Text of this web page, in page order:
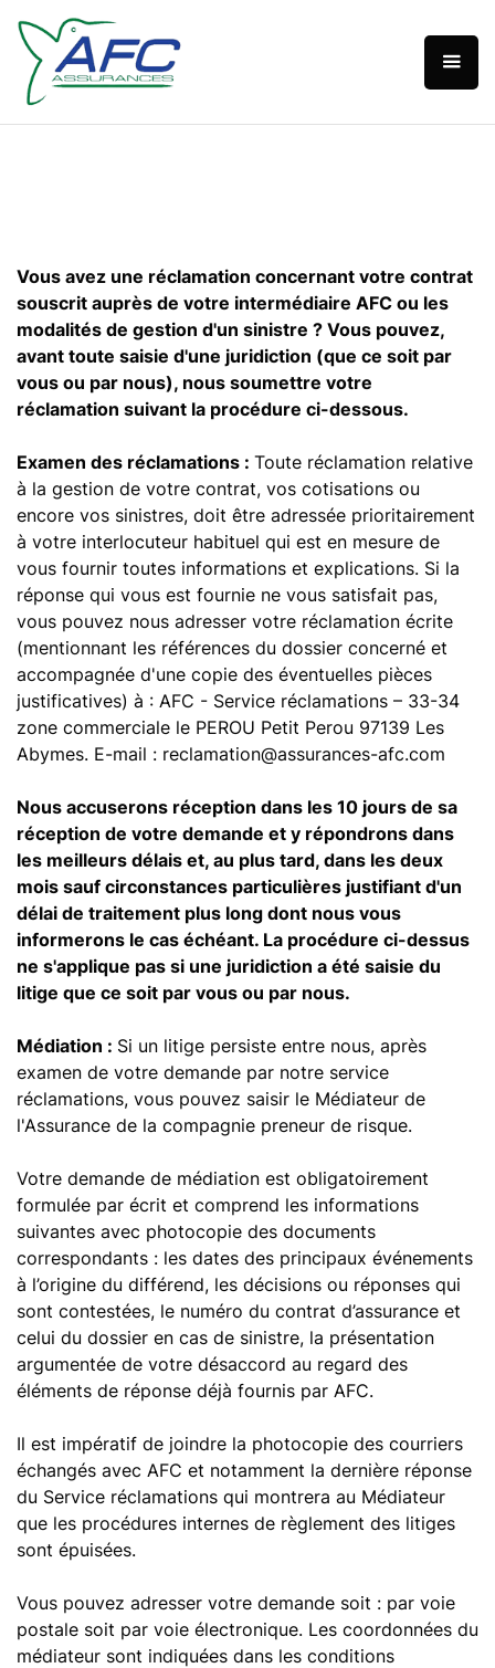
Vous avez une réclamation concernant votre contrat
souscrit auprès de votre intermédiaire AFC ou les
modalités de gestion d'un sinistre ? Vous pouvez,
avant toute saisie d'une juridiction (que ce soit par
vous ou par nous), nous soumettre votre
réclamation suivant la procédure ci-dessous.
Examen des réclamations : Toute réclamation relative
à la gestion de votre contrat, vos cotisations ou
encore vos sinistres, doit être adressée prioritairement
à votre interlocuteur habituel qui est en mesure de
vous fournir toutes informations et explications. Si la
réponse qui vous est fournie ne vous satisfait pas,
vous pouvez nous adresser votre réclamation écrite
(mentionnant les références du dossier concerné et
accompagnée d'une copie des éventuelles pièces
justificatives) à : AFC - Service réclamations – 33-34
zone commerciale le PEROU Petit Perou 97139 Les
Abymes. E-mail : reclamation@assurances-afc.com
Nous accuserons réception dans les 10 jours de sa
réception de votre demande et y répondrons dans
les meilleurs délais et, au plus tard, dans les deux
mois sauf circonstances particulières justifiant d'un
délai de traitement plus long dont nous vous
informerons le cas échéant. La procédure ci-dessus
ne s'applique pas si une juridiction a été saisie du
litige que ce soit par vous ou par nous.
Médiation : Si un litige persiste entre nous, après
examen de votre demande par notre service
réclamations, vous pouvez saisir le Médiateur de
l'Assurance de la compagnie preneur de risque.
Votre demande de médiation est obligatoirement
formulée par écrit et comprend les informations
suivantes avec photocopie des documents
correspondants : les dates des principaux événements
à l’origine du différend, les décisions ou réponses qui
sont contestées, le numéro du contrat d’assurance et
celui du dossier en cas de sinistre, la présentation
argumentée de votre désaccord au regard des
éléments de réponse déjà fournis par AFC.
Il est impératif de joindre la photocopie des courriers
échangés avec AFC et notamment la dernière réponse
du Service réclamations qui montrera au Médiateur
que les procédures internes de règlement des litiges
sont épuisées.
Vous pouvez adresser votre demande soit : par voie
postale soit par voie électronique. Les coordonnées du
médiateur sont indiquées dans les conditions